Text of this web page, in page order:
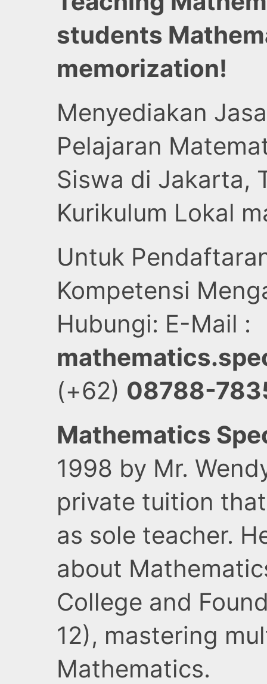
students
memorization!
Menyediakan
Pelajaran
Siswa di Jakarta,
Kurikulum Lokal
Untuk
Kompetensi
Hubungi: E-Mail :
(+62) 08788-
Mathematics
1998 by Mr.
private tuition
as sole teacher.
about
College and
12), mastering
Mathematics.